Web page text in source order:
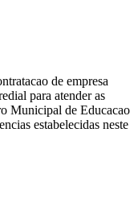
de empresa
para atender as
Municipal de Educacao
estabelecidas neste